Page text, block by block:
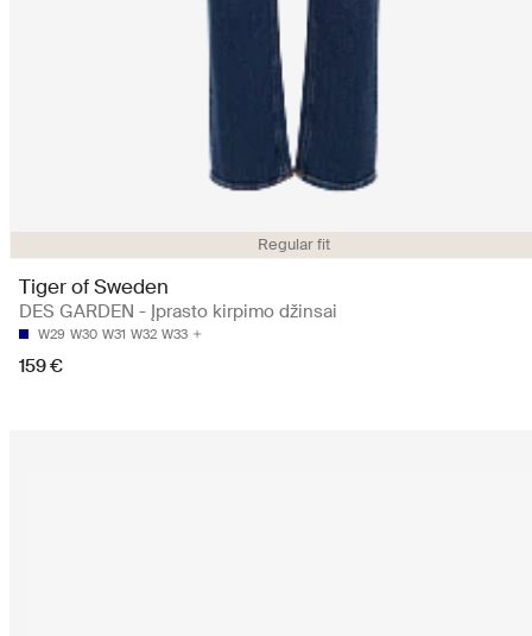
Regular fit
Tiger of Sweden
DES GARDEN - Įprasto kirpimo džinsai
W29 W30 W31 W32 W33
159 €